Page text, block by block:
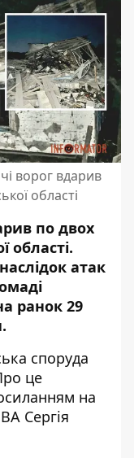
ворог вдарив
області
по двох
області.
атак
ранок 29
споруда
це
на
Сергія